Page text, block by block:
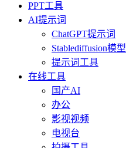
PPT工具
AI提示词
ChatGPT提示词
Stablediffusion模型
提示词工具
在线工具
国产AI
办公
影视视频
电视台